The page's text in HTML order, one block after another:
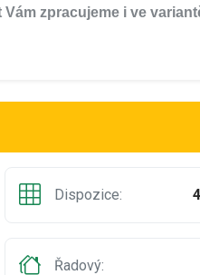
zpracujeme i ve
Dispozice:
Řadový: